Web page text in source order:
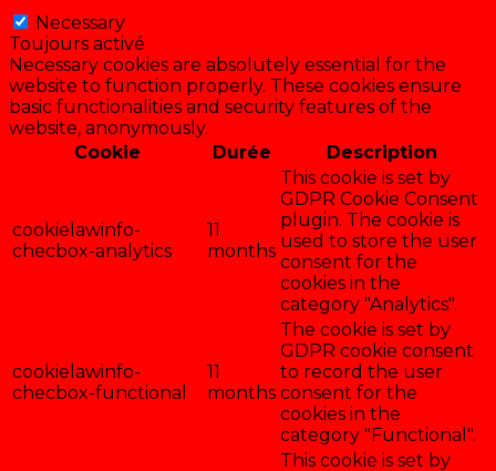
Necessary
Toujours activé
Necessary cookies are absolutely essential for the
website to function properly. These cookies ensure
basic functionalities and security features of the
website, anonymously.
Cookie
Durée Description
cookielawinfo-
checbox-analytics
11
months
This cookie is set by
GDPR Cookie Consent
plugin. The cookie is
used to store the user
consent for the
cookies in the
category "Analytics".
cookielawinfo-
checbox-functional
11
months
The cookie is set by
GDPR cookie consent
to record the user
consent for the
cookies in the
category "Functional".
This cookie is set by